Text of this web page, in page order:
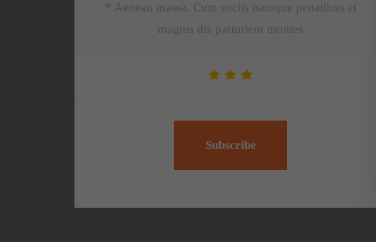
* Aenean massa. Cum sociis natoque penatibus et
magnis dis parturient montes
Subscribe